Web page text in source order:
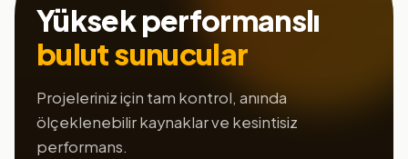
Yüksek performanslı
bulut sunucular
Projeleriniz için tam kontrol, anında
ölçeklenebilir kaynaklar ve kesintisiz
performans.